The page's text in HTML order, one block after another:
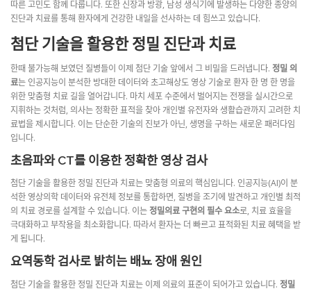
따른 고민도 함께 다룹니다. 또한 신장과 방광, 남성 생식기에 발생하는 다양한 종양의
진단과 치료를 통해 환자에게 건강한 내일을 선사하는 데 힘쓰고 있습니다.
첨단 기술을 활용한 정밀 진단과 치료
한때 불가능해 보였던 질병들이 이제 첨단 기술 앞에서 그 비밀을 드러냅니다. 정밀 의
료는 인공지능이 분석한 방대한 데이터와 초고해상도 영상 기술로 환자 한 명 한 명을
위한 맞춤형 치료 길을 열어갑니다. 마치 세포 수준에서 벌어지는 전쟁을 실시간으로
지휘하는 것처럼, 의사는 정확한 표적을 찾아 개인별 유전자와 생활습관까지 고려한 치
료법을 제시합니다. 이는 단순한 기술의 진보가 아닌, 생명을 구하는 새로운 패러다임
입니다.
초음파와 CT를 이용한 정확한 영상 검사
첨단 기술을 활용한 정밀 진단과 치료는 맞춤형 의료의 핵심입니다. 인공지능(AI)이 분
석한 영상의학 데이터와 유전체 정보를 통합하면, 질병을 조기에 발견하고 개인별 최적
의 치료 경로를 설계할 수 있습니다. 이는정밀의료 구현의 필수 요소로, 치료 효율을
극대화하고 부작용을 최소화합니다. 따라서 환자는 더 빠르고 표적화된 치료 혜택을 받
게 됩니다.
요역동학 검사로 밝히는 배뇨 장애 원인
첨단 기술을 활용한 정밀 진단과 치료는 이제 의료의 표준이 되어가고 있습니다. 정밀